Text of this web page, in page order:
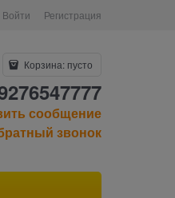
Войти Регистрация
Корзина: пусто
сообщение
звонок